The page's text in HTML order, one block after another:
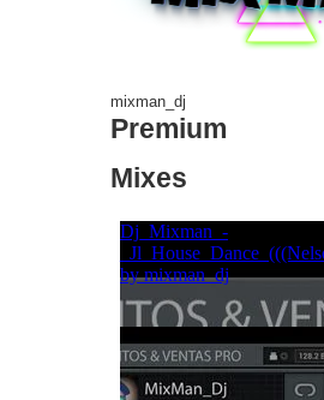
mixman_dj
Premium
Mixes